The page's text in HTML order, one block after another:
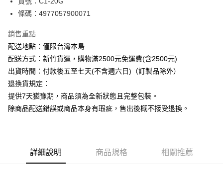
ATM付款
運送方式
下單前請先詢問庫存
每筆NT$130，滿NT$2,500(含以上)免運費
條碼：4977057900071
銷售重點
配送地點：僅限台灣本島
配送方式：新竹貨運，購物滿2500元免運費(含2500元)
出貨時間：付款後五至七天(不含週六日)（訂製品除外）
退換貨規定：
提供7天猶豫期，商品須為全新狀態且完整包裝。
除商品配送錯誤或商品本身有瑕疵，售出後概不接受退換。
詳細說明 商品規格 相關推薦